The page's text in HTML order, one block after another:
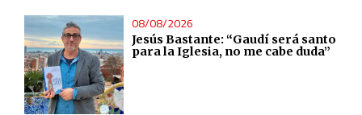
08/08/2026
Jesús Bastante: “Gaudí será santo
para la Iglesia, no me cabe duda”
Analytical
Functional